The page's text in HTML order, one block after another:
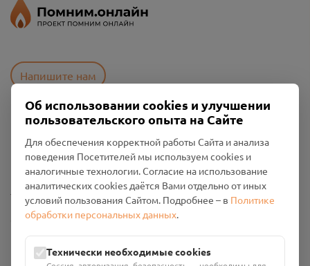
Напишите нам
Политика конфиденциальности
Промо-материалы
Настройки cookies
Общество с ограниченной ответственностью «Смоленский
Проект Помним»
ИНН: 6700029207 ОГРН: 1256700001986
Об использовании cookies и улучшении
пользовательского опыта на Сайте
Для обеспечения корректной работы Сайта и анализа
поведения Посетителей мы используем cookies и
аналогичные технологии. Согласие на использование
аналитических cookies даётся Вами отдельно от иных
условий пользования Сайтом. Подробнее – в Политике
обработки персональных данных.
Технически необходимые cookies